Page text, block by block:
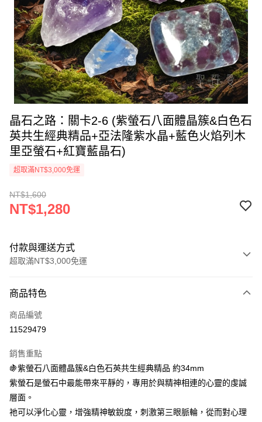
晶石之路：關卡2-6 (紫螢石八面體晶簇&白色石
英共生經典精品+亞法隆紫水晶+藍色火焰列木
里亞螢石+紅寶藍晶石)
超取滿NT$3,000免運
NT$1,600
NT$1,280
付款與運送方式
超取滿NT$3,000免運
信用卡一次付款
超商取貨付款
Apple Pay
街口支付
悠遊付
商品特色
商品編號
11529479
銷售重點
🍇紫螢石八面體晶簇&白色石英共生經典精品 約34mm
紫螢石是螢石中最能帶來平靜的，專用於與精神相連的心靈的虔誠
層面。
祂可以淨化心靈，增強精神敏銳度，刺激第三眼脈輪，從而對心理